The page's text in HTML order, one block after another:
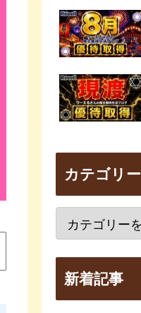
カテゴリー
新着記事